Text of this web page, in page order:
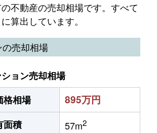
不動産の売却相場です。すべて
算出しています。
売却相場
ョン売却相場
格相場
895万円
面積 57m2